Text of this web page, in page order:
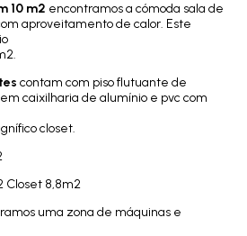
10 m2 encontramos a cómoda sala de
aproveitamento de calor. Este
contam com piso flutuante de
caixilharia de alumínio e pvc com
closet.
Closet 8,8m2
uma zona de máquinas e